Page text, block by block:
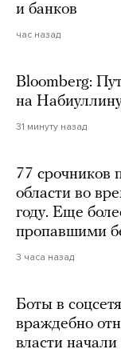
и банков
час назад
Bloomberg:
на
31 минуту назад
77 срочников
области во
году. Еще
пропавшими
3 часа назад
Боты в
враждебно
власти